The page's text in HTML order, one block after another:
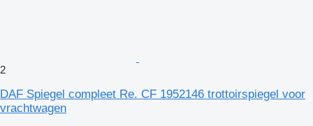
2
DAF Spiegel compleet Re. CF 1952146 trottoirspiegel voor
vrachtwagen